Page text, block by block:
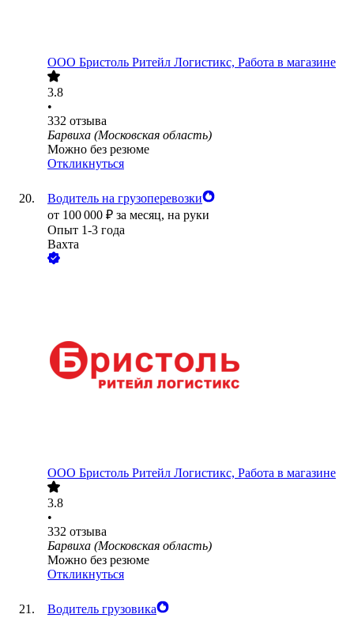
ООО Бристоль Ритейл Логистикс, Работа в магазине
3.8
•
332 отзыва
Барвиха (Московская область)
Можно без резюме
Откликнуться
Водитель на грузоперевозки
от 100 000 ₽ за месяц, на руки
Опыт 1-3 года
Вахта
ООО Бристоль Ритейл Логистикс, Работа в магазине
3.8
•
332 отзыва
Барвиха (Московская область)
Можно без резюме
Откликнуться
Водитель грузовика